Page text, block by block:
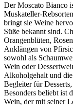
Der Moscato Bianco
Muskateller-
bringt sie Weine
Süße bekannt sind.
Orangenblüten,
Anklängen von
sowohl als
Wein oder
Alkoholgehalt und
Begleiter für
Besonders beliebt ist
Wein, der mit seiner